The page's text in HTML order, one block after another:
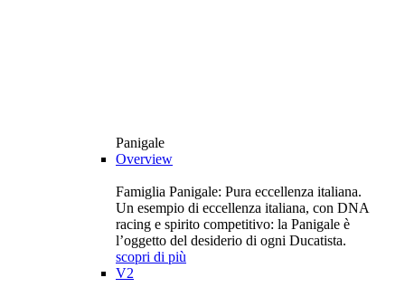
Panigale
Overview
Famiglia Panigale: Pura eccellenza italiana.
Un esempio di eccellenza italiana, con DNA
racing e spirito competitivo: la Panigale è
l’oggetto del desiderio di ogni Ducatista.
scopri di più
V2